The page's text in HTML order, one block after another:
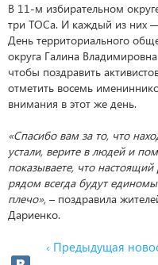
В 11-м избирательном
три ТОСа. И каждый из них
День территориального
округа Галина
чтобы поздравить
отметить восемь
внимания в этот же день.
«Спасибо вам за то, что
устали, верите в людей и
показываете, что настоящий
рядом всегда будут
плечо», – поздравила
Дариенко.
‹ Предыдущая